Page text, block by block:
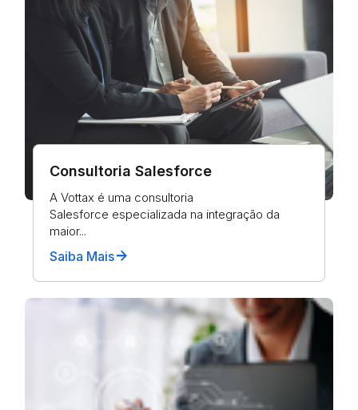
Consultoria Salesforce
A Vottax é uma consultoria
Salesforce especializada na integração da
maior...
Saiba Maisarrow_forward